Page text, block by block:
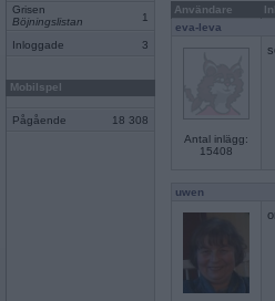
Grisen
Böjningslistan
1
Inloggade 3
Mobilspel
Pågående 18 308
Användare
eva-leva
Antal inlägg:
15408
uwen